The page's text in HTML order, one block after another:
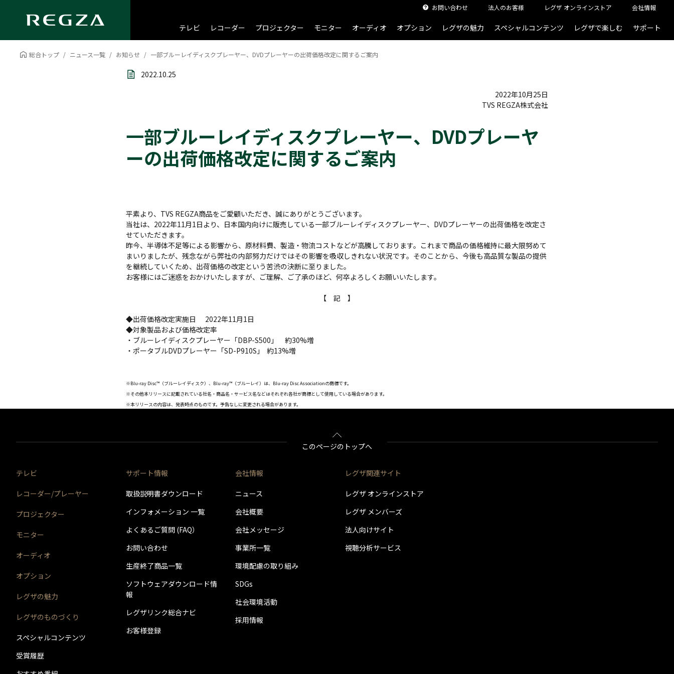
お問い合わせ 法人のお客様 レグザ オンラインストア 会社情報
テレビ レコーダー プロジェクター モニター オーディオ オプション レグザの魅力 スペシャルコンテンツ レグザで楽しむ サポート
総合トップ ニュース一覧 お知らせ 一部ブルーレイディスクプレーヤー、DVDプレーヤーの出荷価格改定に関するご案内
2022.10.25
2022年10月25日
TVS REGZA株式会社
一部ブルーレイディスクプレーヤー、DVDプレーヤ
ーの出荷価格改定に関するご案内
平素より、TVS REGZA商品をご愛顧いただき、誠にありがとうございます。
当社は、2022年11月1日より、日本国内向けに販売している一部ブルーレイディスクプレーヤー、DVDプレーヤーの出荷価格を改定さ
せていただきます。
昨今、半導体不足等による影響から、原材料費、製造・物流コストなどが高騰しております。これまで商品の価格維持に最大限努めて
まいりましたが、残念ながら弊社の内部努力だけではその影響を吸収しきれない状況です。そのことから、今後も高品質な製品の提供
を継続していくため、出荷価格の改定という苦渋の決断に至りました。
お客様にはご迷惑をおかけいたしますが、ご理解、ご了承のほど、何卒よろしくお願いいたします。
【 記 】
◆出荷価格改定実施日 2022年11月1日
◆対象製品および価格改定率
・ブルーレイディスクプレーヤー「DBP-S500」 約30%増
・ポータブルDVDプレーヤー「SD-P910S」 約13%増
※Blu-ray Disc™（ブルーレイディスク）、Blu-ray™（ブルーレイ）は、Blu-ray Disc Associationの商標です。
※その他本リリースに記載されている社名・商品名・サービス名などはそれぞれ各社が商標として使用している場合があります。
※本リリースの内容は、発表時点のものです。予告なしに変更される場合があります。
このページのトップへ
テレビ
レコーダー/プレーヤー
プロジェクター
モニター
オーディオ
オプション
レグザの魅力
レグザのものづくり
スペシャルコンテンツ
受賞履歴
サポート情報
取扱説明書ダウンロード
インフォメーション 一覧
よくあるご質問 (FAQ）
お問い合わせ
生産終了商品一覧
ソフトウェアダウンロード情
報
レグザリンク総合ナビ
お客様登録
会社情報
ニュース
会社概要
会社メッセージ
事業所一覧
環境配慮の取り組み
SDGs
社会環境活動
採用情報
レグザ関連サイト
レグザ オンラインストア
レグザ メンバーズ
法人向けサイト
視聴分析サービス